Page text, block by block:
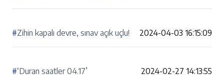
#Zihin kapalı devre, sınav açık uçlu! 2024-04-03 16:15:09
#‘Duran saatler 04.17’ 2024-02-27 14:13:55